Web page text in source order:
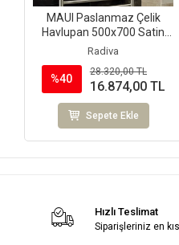
MAUI Paslanmaz Çelik
Havlupan 500x700 Satin
Polisaj
Radiva
%40
28.320,00 TL
16.874,00 TL
Sepete Ekle
Hızlı Teslimat
Siparişleriniz en